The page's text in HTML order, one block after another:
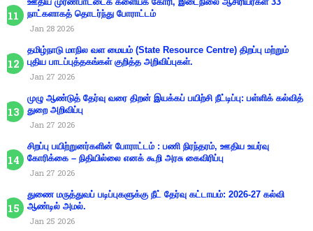
நாட்களாகத் தொடர்ந்து போராட்டம்
Jan 28 2026
தமிழ்நாடு மாநில வள மையம் (State Resource Centre) திறப்பு மற்றும்
புதிய பாடப்புத்தகங்கள் குறித்த அறிவிப்புகள்.
Jan 27 2026
முழு ஆண்டுத் தேர்வு வரை திறன் இயக்கப் பயிற்சி நீட்டிப்பு: பள்ளிக் கல்வித்
துறை அறிவிப்பு
Jan 27 2026
சிறப்பு பயிற்றுனர்களின் போராட்டம் : பணி நிரந்தரம், ஊதிய உயர்வு
கோரிக்கை – நிதியில்லை எனக் கூறி அரசு கைவிரிப்பு
Jan 27 2026
துணை மருத்துவப் படிப்புகளுக்கு நீட் தேர்வு கட்டாயம்: 2026-27 கல்வி
ஆண்டில் அமல்.
Jan 25 2026